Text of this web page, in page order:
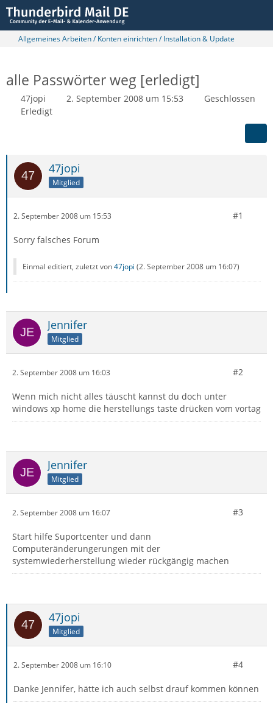
Allgemeines Arbeiten / Konten einrichten / Installation & Update
alle Passwörter weg [erledigt]
47jopi 2. September 2008 um 15:53
Geschlossen
Erledigt
47jopi
Mitglied
2. September 2008 um 15:53 #1
Sorry falsches Forum
Einmal editiert, zuletzt von47jopi (2. September 2008 um 16:07)
Jennifer
Mitglied
2. September 2008 um 16:03 #2
Wenn mich nicht alles täuscht kannst du doch unter
windows xp home die herstellungs taste drücken vom vortag
Jennifer
Mitglied
2. September 2008 um 16:07 #3
Start hilfe Suportcenter und dann
Computeränderungerungen mit der
systemwiederherstellung wieder rückgängig machen
47jopi
Mitglied
2. September 2008 um 16:10 #4
Danke Jennifer, hätte ich auch selbst drauf kommen können